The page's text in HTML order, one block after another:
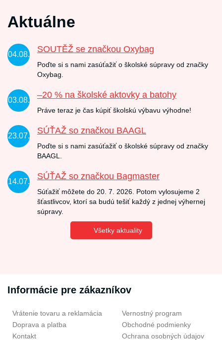
Aktuálne
04.08.
SOUTĚŽ se značkou Oxybag
Poďte si s nami zasúťažiť o školské súpravy od značky
Oxybag.
03.08.
–20 % na školské aktovky a batohy
Práve teraz je čas kúpiť školskú výbavu výhodne!
23.07.
SÚŤAŽ so značkou BAAGL
Poďte si s nami zasúťažiť o školské súpravy od značky
BAAGL.
14.07.
SÚŤAŽ so značkou Bagmaster
Súťažiť môžete do 20. 7. 2026. Potom vylosujeme 2
šťastlivcov, ktorí sa budú tešiť každý z jednej výhernej
súpravy.
Všetky aktuality
Informácie pre zákazníkov
Vrátenie tovaru a reklamácia
Doprava a platba
Kontakt
Vernostný program
Obchodné podmienky
Ochrana osobných údajov